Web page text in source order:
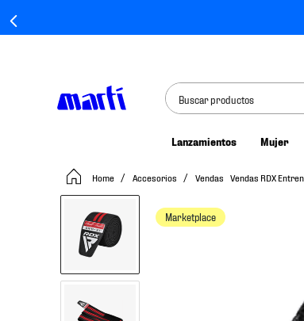
Buscar productos
Lanzamientos Mujer
Accesorios Vendas Vendas RDX
Marketplace
tenis mujer
tenis hombre